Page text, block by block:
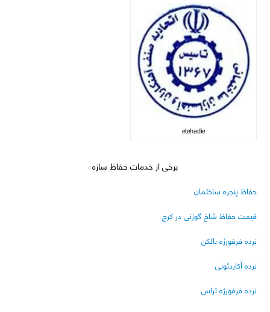
etehadie
برخی از خدمات حفاظ سازه
حفاظ پنجره ساختمان
قیمت حفاظ شاخ گوزنی در کرج
نرده فرفورژه بالکن
نرده آکاردئونی
نرده فرفورژه تراس